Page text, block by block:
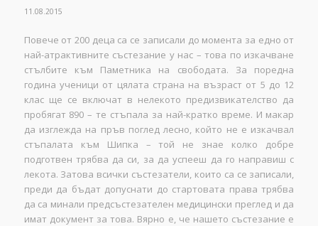
11.08.2015
Повече от 200 деца са се записали до момента за едно от
най-атрактивните състезание у нас – това по изкачване
стълбите към Паметника на свободата. За поредна
година ученици от цялата страна на възраст от 5 до 12
клас ще се включат в нелекото предизвикателство да
пробягат 890 – те стъпала за най-кратко време. И макар
да изглежда на пръв поглед лесно, който не е изкачвал
стъпалата към Шипка – той не знае колко добре
подготвен трябва да си, за да успееш да го направиш с
лекота. Затова всички състезатели, които са се записали,
преди да бъдат допуснати до стартовата права трябва
да са минали предсъстезателен медицински преглед и да
имат документ за това. Вярно е, че нашето състезание е